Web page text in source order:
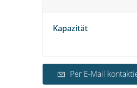
Kapazität
Per E-Mail